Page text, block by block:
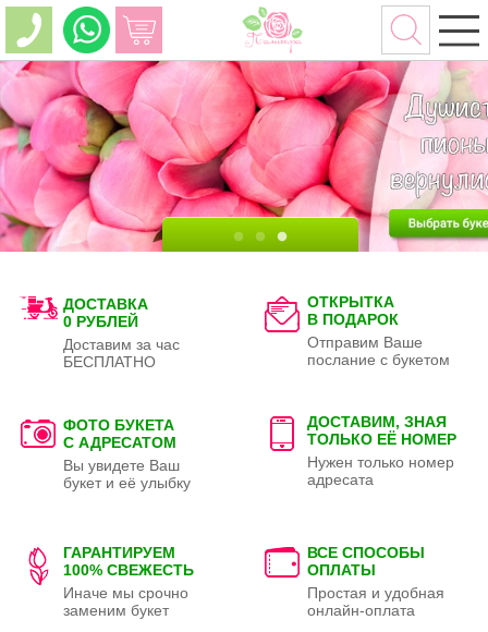
ДОСТАВКА
0 РУБЛЕЙ
Доставим за час
БЕСПЛАТНО
ОТКРЫТКА
В ПОДАРОК
Отправим Ваше
послание с букетом
ФОТО БУКЕТА
С АДРЕСАТОМ
Вы увидете Ваш
букет и её улыбку
ДОСТАВИМ, ЗНАЯ
ТОЛЬКО ЕЁ НОМЕР
Нужен только номер
адресата
ГАРАНТИРУЕМ
100% СВЕЖЕСТЬ
Иначе мы срочно
заменим букет
ВСЕ СПОСОБЫ
ОПЛАТЫ
Простая и удобная
онлайн-оплата